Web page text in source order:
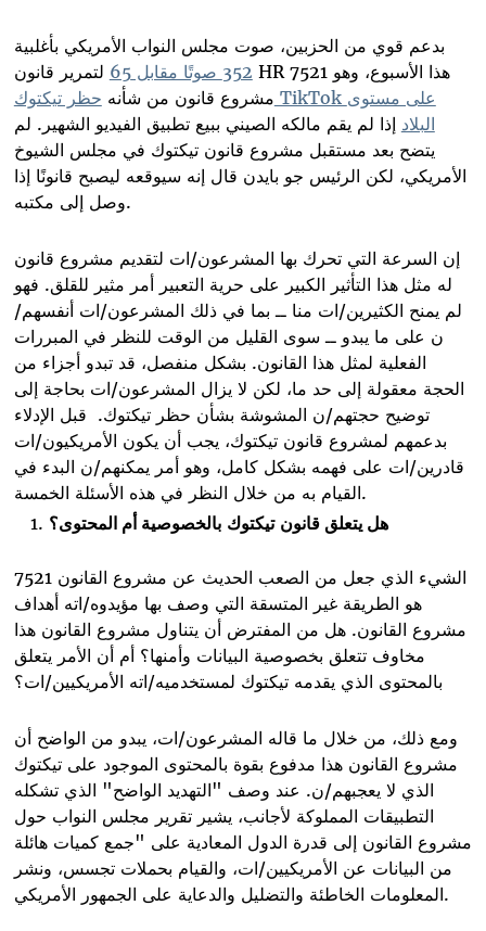
بدعم قوي من الحزبين، صوت مجلس النواب الأمريكي بأغلبية
352 صوتًا مقابل 65
لتمرير قانون HR 7521 هذا الأسبوع، وهو
مشروع قانون من شأنه حظر تيكتوك TikTok على مستوى
البلاد إذا لم يقم مالكه الصيني ببيع تطبيق الفيديو الشهير. لم
يتضح بعد مستقبل مشروع قانون تيكتوك في مجلس الشيوخ
الأمريكي، لكن الرئيس جو بايدن قال إنه سيوقعه ليصبح قانونًا إذا
وصل إلى مكتبه.
إن السرعة التي تحرك بها المشرعون/ات لتقديم مشروع قانون
له مثل هذا التأثير الكبير على حرية التعبير أمر مثير للقلق. فهو
لم يمنح الكثيرين/ات منا ــ بما في ذلك المشرعون/ات أنفسهم/
ن على ما يبدو ــ سوى القليل من الوقت للنظر في المبررات
الفعلية لمثل هذا القانون. بشكل منفصل، قد تبدو أجزاء من
الحجة معقولة إلى حد ما، لكن لا يزال المشرعون/ات بحاجة إلى
توضيح حجتهم/ن المشوشة بشأن حظر تيكتوك. قبل الإدلاء
بدعمهم لمشروع قانون تيكتوك، يجب أن يكون الأمريكيون/ات
قادرين/ات على فهمه بشكل كامل، وهو أمر يمكنهم/ن البدء في
القيام به من خلال النظر في هذه الأسئلة الخمسة.
هل يتعلق قانون تيكتوك بالخصوصية أم المحتوى؟
الشيء الذي جعل من الصعب الحديث عن مشروع القانون 7521
هو الطريقة غير المتسقة التي وصف بها مؤيدوه/اته أهداف
مشروع القانون. هل من المفترض أن يتناول مشروع القانون هذا
مخاوف تتعلق بخصوصية البيانات وأمنها؟ أم أن الأمر يتعلق
بالمحتوى الذي يقدمه تيكتوك لمستخدميه/اته الأمريكيين/ات؟
ومع ذلك، من خلال ما قاله المشرعون/ات، يبدو من الواضح أن
مشروع القانون هذا مدفوع بقوة بالمحتوى الموجود على تيكتوك
الذي لا يعجبهم/ن. عند وصف "التهديد الواضح" الذي تشكله
التطبيقات المملوكة لأجانب، يشير تقرير مجلس النواب حول
مشروع القانون إلى قدرة الدول المعادية على "جمع كميات هائلة
من البيانات عن الأمريكيين/ات، والقيام بحملات تجسس، ونشر
المعلومات الخاطئة والتضليل والدعاية على الجمهور الأمريكي.